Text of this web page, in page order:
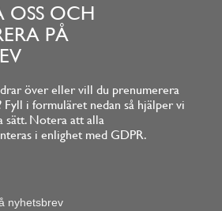
OSS OCH
PÅ
över eller vill du prenumerera
Fyll i formuläret nedan så hjälper vi
sätt. Notera att alla
i enlighet med GDPR.
nyhetsbrev